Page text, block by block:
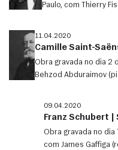
Paulo, com Thierry
11.04.2020
Camille Saint-
Obra gravada no dia 2
Behzod Abduraimov
09.04.2020
Franz Schubert |
Obra gravada no dia
com James Gaffiga